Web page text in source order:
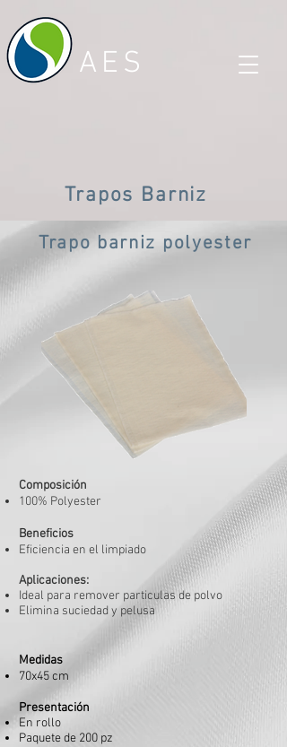
AES
Trapos Barniz
Trapo barniz polyester
Composición
100% Polyester
Beneficios
Eficiencia en el limpiado
Aplicaciones:
Ideal para remover particulas de polvo
Elimina suciedad y pelusa
Medidas
70x45 cm
Presentación
En rollo
Paquete de 200 pz